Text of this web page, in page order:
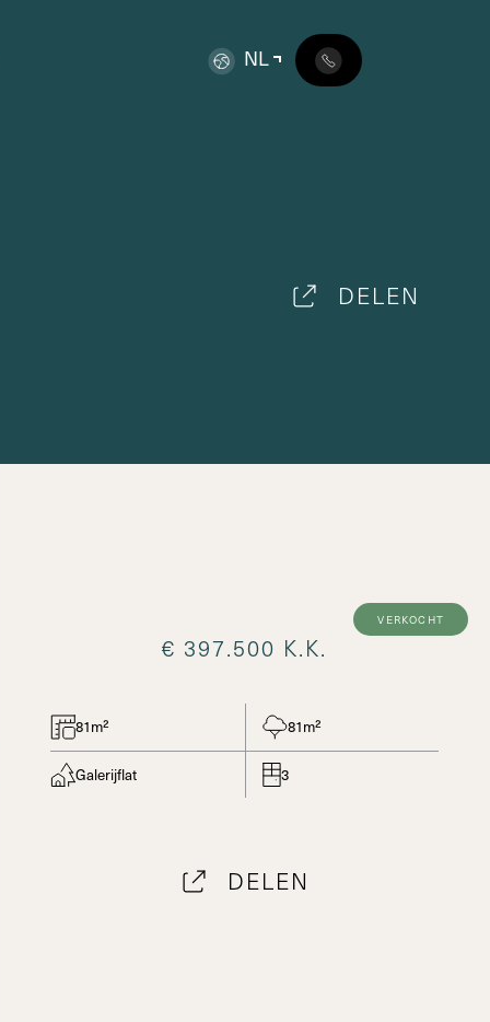
NL
DELEN
verkocht
€ 397.500 K.K.
81m² 81m²
Galerijflat 3
DELEN